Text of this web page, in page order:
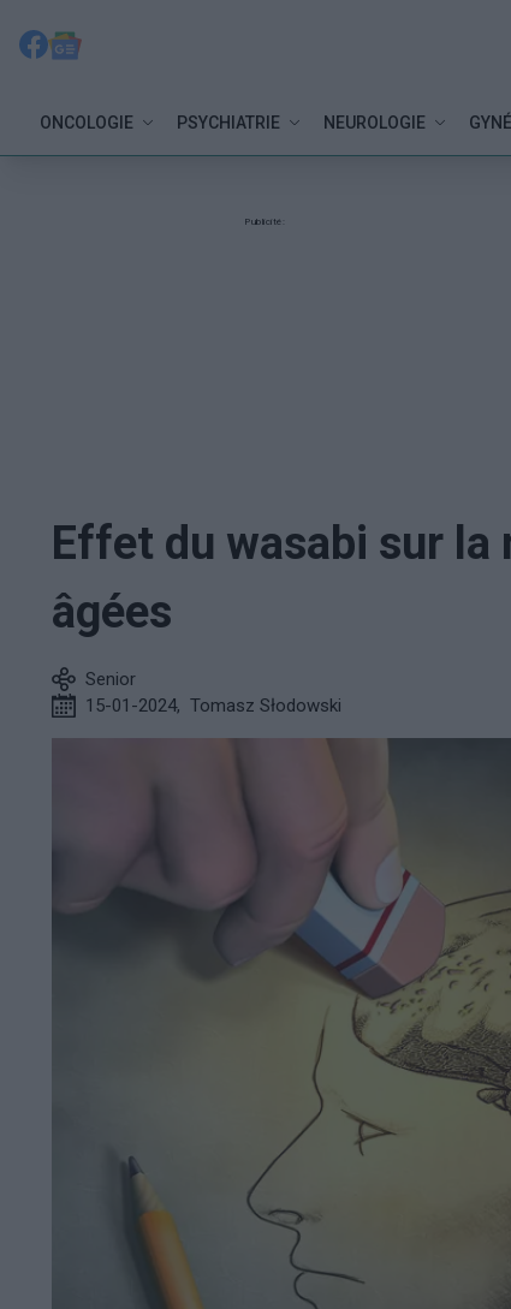
ONCOLOGIE PSYCHIATRIE NEUROLOGIE
Publicité:
Effet du wasabi sur la
âgées
Senior
15-01-2024, Tomasz Słodowski